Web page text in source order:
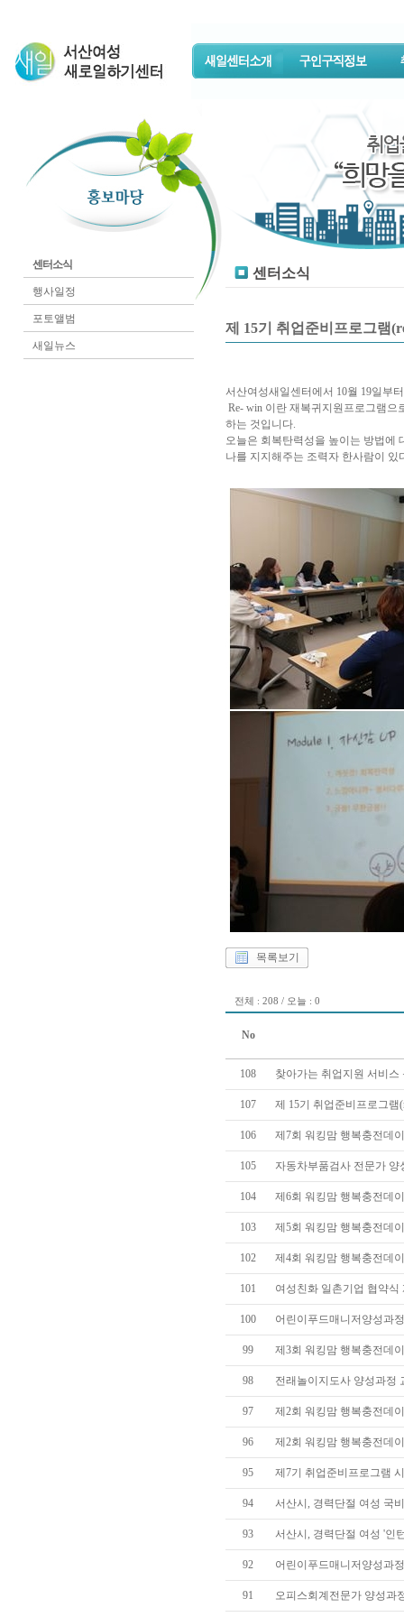
센터소식
행사일정
포토앨범
새일뉴스
센터소식
제 15기 취업준비프로그램
서산여성새일센터에서 10월 19일부
Re- win 이란 재복귀지원프로그램
하는 것입니다.
오늘은 회복탄력성을 높이는 방법에
나를 지지해주는 조력자 한사람이
목록보기
전체 : 208 / 오늘 : 0
No
108 찾아가는 취업지원 서비스
107 제 15기 취업준비프로그램
106 제7회 워킹맘 행복충전데
105 자동차부품검사 전문가 양
104 제6회 워킹맘 행복충전데
103 제5회 워킹맘 행복충전데
102 제4회 워킹맘 행복충전데
101 여성친화 일촌기업 협약식
100 어린이푸드매니저양성과
99 제3회 워킹맘 행복충전데
98 전래놀이지도사 양성과정
97 제2회 워킹맘 행복충전데
96 제2회 워킹맘 행복충전데
95 제7기 취업준비프로그램
94 서산시, 경력단절 여성 국
93 서산시, 경력단절 여성 '인
92 어린이푸드매니저양성과
91 오피스회계전문가 양성과